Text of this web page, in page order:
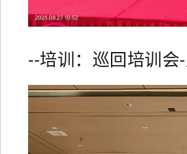
--培训：巡回培训